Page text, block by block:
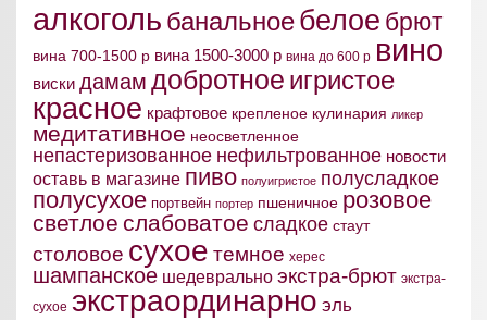
алкоголь банальноебелое брют
вина 700-1500 р вина 1500-3000 р вина до 600 р вино
виски дамам добротное игристое
красное крафтовое крепленое кулинария ликер
медитативное неосветленное
непастеризованное нефильтрованное новости
оставь в магазине пиво полуигристое полусладкое
полусухое портвейн портер пшеничное розовое
светлое слабоватое сладкое стаут
столовое сухое темное херес
шампанское шедеврально экстра-брют экстра-
сухое экстраординарно эль